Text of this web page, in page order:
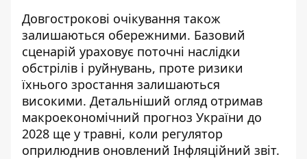
Довгострокові очікування також
залишаються обережними. Базовий
сценарій ураховує поточні наслідки
обстрілів і руйнувань, проте ризики
їхнього зростання залишаються
високими. Детальніший огляд отримав
макроекономічний прогноз України до
2028 ще у травні, коли регулятор
оприлюднив оновлений Інфляційний звіт.